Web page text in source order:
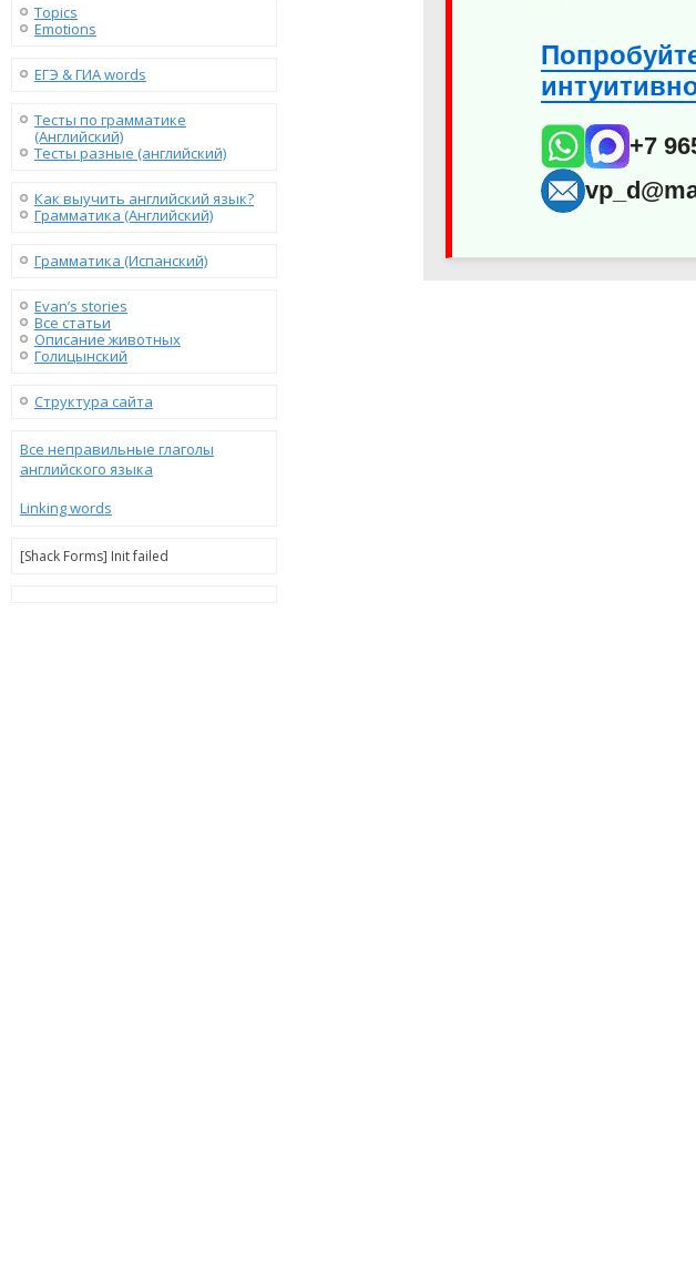
Topics
Emotions
ЕГЭ & ГИА words
Тесты по грамматике
(Английский)
Тесты разные (английский)
Как выучить английский язык?
Грамматика (Английский)
Грамматика (Испанский)
Evan’s stories
Все статьи
Описание животных
Голицынский
Структура сайта
Все неправильные глаголы
английского языка
Linking words
[Shack Forms] Init failed
+7